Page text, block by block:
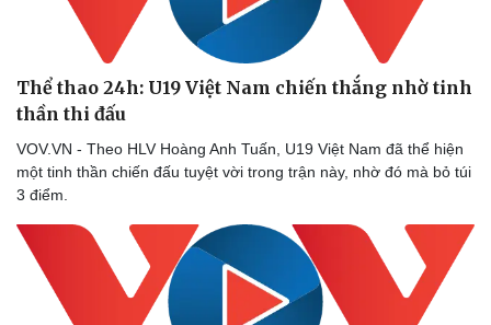
Thể thao 24h: U19 Việt Nam chiến thắng nhờ tinh
thần thi đấu
VOV.VN - Theo HLV Hoàng Anh Tuấn, U19 Việt Nam đã thể hiện
một tinh thần chiến đấu tuyệt vời trong trận này, nhờ đó mà bỏ túi
3 điểm.